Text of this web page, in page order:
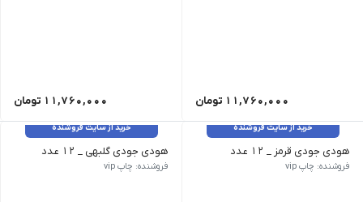
11,760,000 تومان 11,760,000 تومان
خرید از سایت فروشنده
هودی جودی قرمز _ 12 عدد
تمامی کالاهای این فروشگاه اورجینال و برند بوده و با گارانتی
فروشنده: چاپ vip
خرید از سایت فروشنده
هودی جودی گلبهی _ 12 عدد
تمامی کالاهای این فروشگاه
فروشنده: چاپ vip